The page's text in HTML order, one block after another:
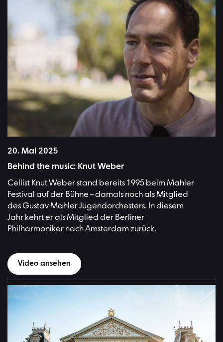
20. Mai 2025
Behind the music: Knut Weber
Cellist Knut Weber stand bereits 1995 beim Mahler
Festival auf der Bühne – damals noch als Mitglied
des Gustav Mahler Jugendorchesters. In diesem
Jahr kehrt er als Mitglied der Berliner
Philharmoniker nach Amsterdam zurück.
Video ansehen